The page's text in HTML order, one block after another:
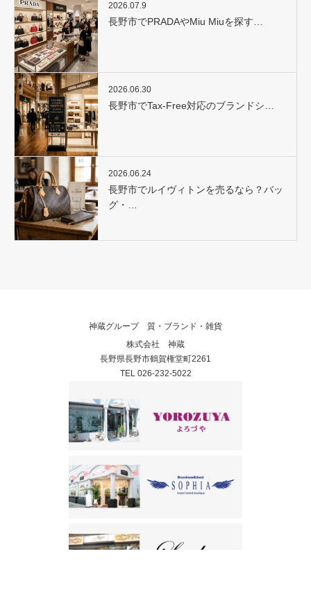
2026.07.9
長野市でPRADAやMiu Miuを探す…
2026.06.30
長野市でTax-Free対応のブランドシ…
2026.06.24
長野市でルイヴィトンを売るなら？バッ
グ・…
神蔵グループ 質・ブランド・雑貨
株式会社 神蔵
長野県長野市鶴賀権堂町2261
TEL 026-232-5022